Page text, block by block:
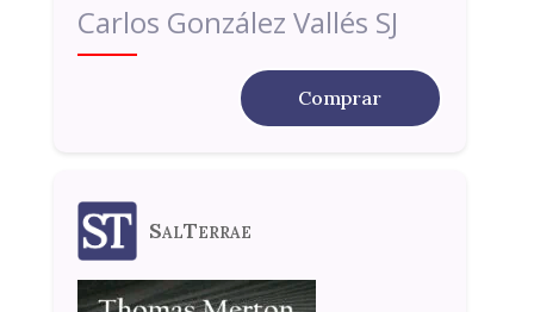
Carlos González Vallés SJ
Comprar
SalTerrae